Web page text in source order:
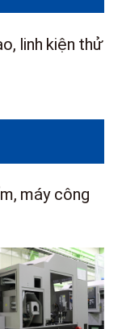
linh kiện thử
máy công